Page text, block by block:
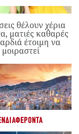
θέλουν χέρια
ματιές καθαρές
έτοιμη να
μοιραστεί